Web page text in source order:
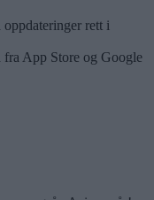
oppdateringer rett i
fra App Store og Google